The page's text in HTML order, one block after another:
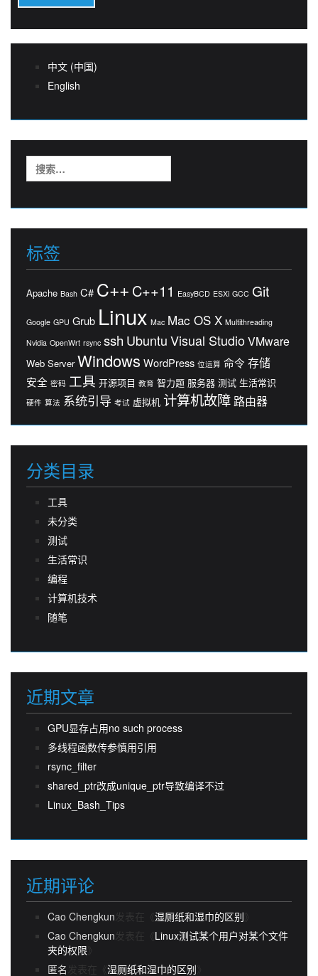
中文 (中国)
English
索：
标签
Apache Bash C# C++ C++11 EasyBCD ESXi GCC Git
Google GPU Grub Linux Mac Mac OS X Multithreading
Nvidia OpenWrt rsync ssh UbuntuVisual StudioVMware
Web Server Windows WordPress 位运算 命令 存储
安全 密码 工具 开源项目 教育 智力题 服务器 测试 生活常识
硬件 算法 系统引导 考试 虚拟机 计算机故障 路由器
分类目录
工具
未分类
测试
生活常识
编程
计算机技术
随笔
近期文章
GPU显存占用no such process
多线程函数传参慎用引用
rsync_filter
shared_ptr改成unique_ptr导致编译不过
Linux_Bash_Tips
近期评论
Cao Chengkun发表在《 湿厕纸和湿巾的区别
Cao Chengkun发表在《 Linux测试某个用户对某个文件
夹的权限
匿名 发表在《 湿厕纸和湿巾的区别